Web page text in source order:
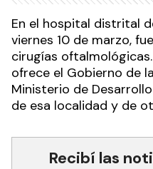
En el hospital distrital
viernes 10 de marzo,
cirugías
ofrece el Gobierno de
Ministerio de
de esa localidad y de
Recibí las